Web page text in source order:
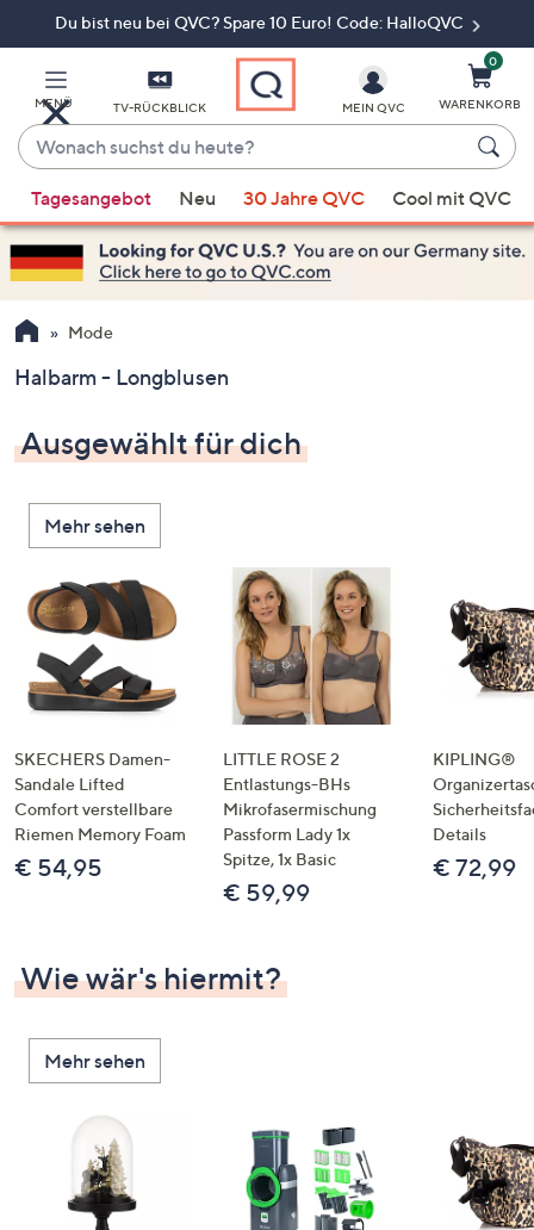
Du bist neu bei QVC? Spare 10 Euro! Code: HalloQVC
MENÜ TV-RÜCKBLICK
Wonach
suchst
du
heute?
Vorschläge
verfügbar
sind,
verwenden
Sie
Pfeiltasten
oben
und
nach
unten
oder
wischen
Sie
Touch-
Geräten
links
bzw.
rechts,
um
diese
MEIN QVC
0
WARENKORB
Tagesangebot Neu 30 Jahre QVC Cool mit QVC
Mode
Halbarm - Longblusen
Ausgewählt für dich
Mehr sehen
SKECHERS Damen-
Sandale Lifted
Comfort verstellbare
Riemen Memory Foam
€ 54,95
LITTLE ROSE 2
Entlastungs-BHs
Mikrofasermischung
Passform Lady 1x
Spitze, 1x Basic
€ 59,99
KIPLING®
Details
€ 72,99
Wie wär's hiermit?
Mehr sehen